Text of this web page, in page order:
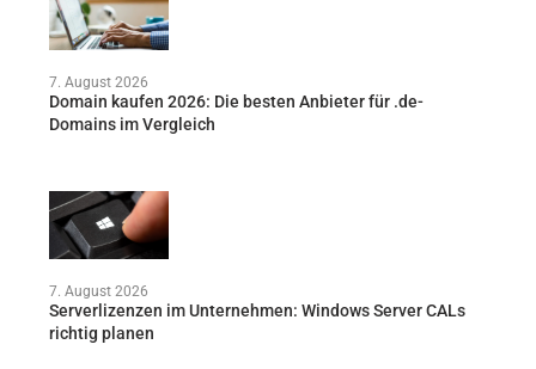
7. August 2026
Domain kaufen 2026: Die besten Anbieter für .de-
Domains im Vergleich
7. August 2026
Serverlizenzen im Unternehmen: Windows Server CALs
richtig planen